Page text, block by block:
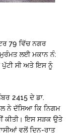
79 ਵਿੱਚ ਨਗਰ
ਮੁਰੰਮਤ ਲਈ ਮਕਾਨ ਨੰ:
ਪੁੱਟੀ ਸੀ ਅਤੇ ਇਸ ਨੂੰ
2415 ਦੇ ਡਾ.
ਨੇ ਦੱਸਿਆ ਕਿ ਨਿਗਮ
ਕੀਤੀ। ਇਸ ਸੜਕ ਉਤੇ
ਵਲੋਂ ਦਿਨ-ਰਾਤ